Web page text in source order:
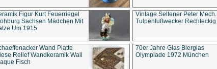
Figur Kurt Feuerriegel
Sachsen Mädchen Mit
Um 1915
Vintage Seltener Peter Mech.
Tulpenfußwecker Rechteckig
Wand Platte
Relief Wandkeramik Wall
Fisch
70er Jahre Glas Bierglas
Olympiade 1972 München